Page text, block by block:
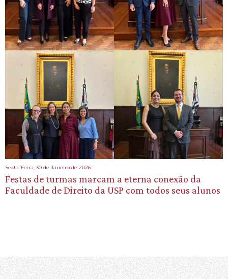
Sexta-Feira, 30 de Janeiro de 2026
Festas de turmas marcam a eterna conexão da
Faculdade de Direito da USP com todos seus alunos